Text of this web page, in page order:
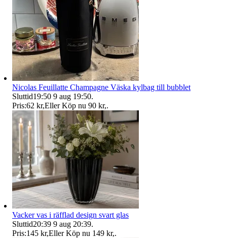
Nicolas Feuillatte Champagne Väska kylbag till bubblet
Sluttid19:50 9 aug 19:50.
Pris:62 kr,Eller Köp nu 90 kr,.
Vacker vas i räfflad design svart glas
Sluttid20:39 9 aug 20:39.
Pris:145 kr,Eller Köp nu 149 kr,.